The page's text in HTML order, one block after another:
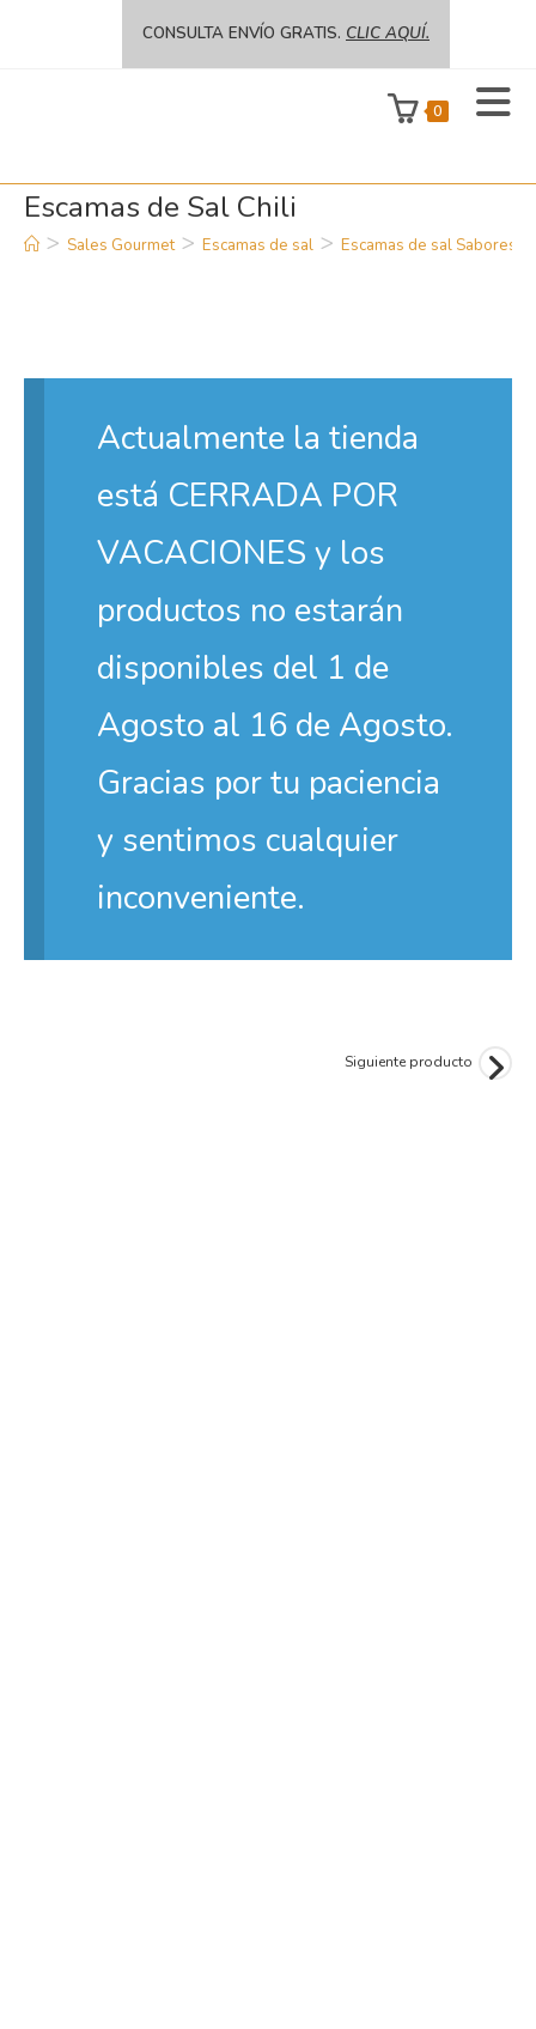
CONSULTA ENVÍO GRATIS. CLIC AQUÍ.
0
Escamas de Sal Chili
> Sales Gourmet > Escamas de sal > Escamas de sal Sabores
Actualmente la tienda
está CERRADA POR
VACACIONES y los
productos no estarán
disponibles del 1 de
Agosto al 16 de Agosto.
Gracias por tu paciencia
y sentimos cualquier
inconveniente.
Siguiente producto
Más
información.
Acepto